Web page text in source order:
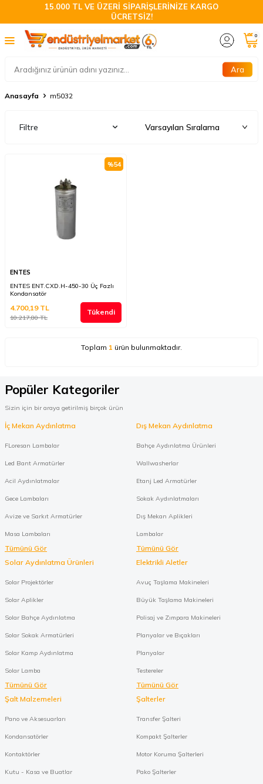
15.000 TL VE ÜZERİ SİPARİŞLERİNİZE KARGO
ÜCRETSİZ!
Ara
0
Anasayfa m5032
Filtre
%54
ENTES
ENTES ENT.CXD.H-450-30 Üç Fazlı
Kondansatör
10.217,80TL
4.700,19TL Tükendi
Toplam 1 ürün bulunmaktadır.
Popüler Kategoriler
Sizin için bir araya getirilmiş birçok ürün
İç Mekan Aydınlatma
FLoresan Lambalar
Led Bant Armatürler
Acil Aydınlatmalar
Gece Lambaları
Avize ve Sarkıt Armatürler
Masa Lambaları
Tümünü Gör
Dış Mekan Aydınlatma
Bahçe Aydınlatma Ürünleri
Wallwasherlar
Etanj Led Armatürler
Sokak Aydınlatmaları
Dış Mekan Aplikleri
Lambalar
Tümünü Gör
Solar Aydınlatma Ürünleri
Solar Projektörler
Solar Aplikler
Solar Bahçe Aydınlatma
Solar Sokak Armatürleri
Solar Kamp Aydınlatma
Solar Lamba
Tümünü Gör
Elektrikli Aletler
Avuç Taşlama Makineleri
Büyük Taşlama Makineleri
Polisaj ve Zımpara Makineleri
Planyalar ve Bıçakları
Planyalar
Testereler
Tümünü Gör
Şalt Malzemeleri
Pano ve Aksesuarları
Kondansatörler
Kontaktörler
Kutu - Kasa ve Buatlar
Şalterler
Transfer Şalteri
Kompakt Şalterler
Motor Koruma Şalterleri
Pako Şalterler